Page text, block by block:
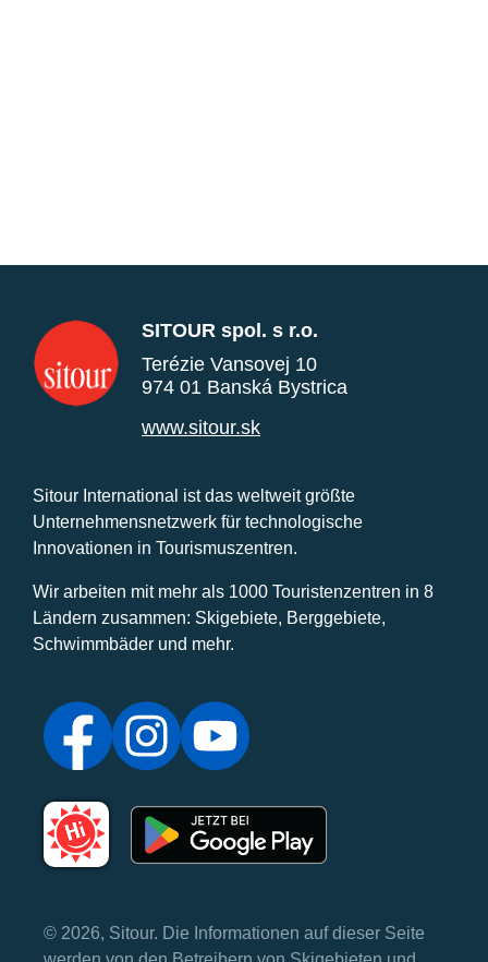
SITOUR spol. s r.o.
Terézie Vansovej 10
974 01 Banská Bystrica
www.sitour.sk
Sitour International ist das weltweit größte
Unternehmensnetzwerk für technologische
Innovationen in Tourismuszentren.
Wir arbeiten mit mehr als 1000 Touristenzentren in 8
Ländern zusammen: Skigebiete, Berggebiete,
Schwimmbäder und mehr.
© 2026, Sitour. Die Informationen auf dieser Seite